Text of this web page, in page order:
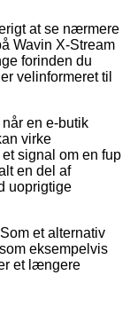
at se nærmere
Wavin X-Stream
forinden du
velinformeret til
en e-butik
virke
signal om en fup
en del af
uoprigtige
et alternativ
eksempelvis
et længere